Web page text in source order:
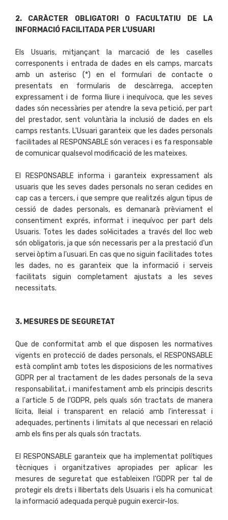
2. CARÀCTER OBLIGATORI O FACULTATIU DE LA
INFORMACIÓ FACILITADA PER L'USUARI
Els Usuaris, mitjançant la marcació de les caselles
corresponents i entrada de dades en els camps, marcats
amb un asterisc (*) en el formulari de contacte o
presentats en formularis de descàrrega, accepten
expressament i de forma lliure i inequívoca, que les seves
dades són necessàries per atendre la seva petició, per part
del prestador, sent voluntària la inclusió de dades en els
camps restants. L'Usuari garanteix que les dades personals
facilitades al RESPONSABLE són veraces i es fa responsable
de comunicar qualsevol modificació de les mateixes.
El RESPONSABLE informa i garanteix expressament als
usuaris que les seves dades personals no seran cedides en
cap cas a tercers, i que sempre que realitzés algun tipus de
cessió de dades personals, es demanarà prèviament el
consentiment exprés, informat i inequívoc per part dels
Usuaris. Totes les dades sol·licitades a través del lloc web
són obligatoris, ja que són necessaris per a la prestació d'un
servei òptim a l'usuari. En cas que no siguin facilitades totes
les dades, no es garanteix que la informació i serveis
facilitats siguin completament ajustats a les seves
necessitats.
3. MESURES DE SEGURETAT
Que de conformitat amb el que disposen les normatives
vigents en protecció de dades personals, el RESPONSABLE
està complint amb totes les disposicions de les normatives
GDPR per al tractament de les dades personals de la seva
responsabilitat, i manifestament amb els principis descrits
a l'article 5 de l'GDPR, pels quals són tractats de manera
lícita, lleial i transparent en relació amb l'interessat i
adequades, pertinents i limitats al que necessari en relació
amb els fins per als quals són tractats.
El RESPONSABLE garanteix que ha implementat polítiques
tècniques i organitzatives apropiades per aplicar les
mesures de seguretat que estableixen l'GDPR per tal de
protegir els drets i llibertats dels Usuaris i els ha comunicat
la informació adequada perquè puguin exercir-los.